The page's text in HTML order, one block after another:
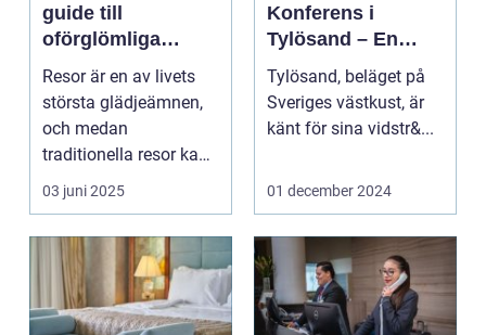
guide till
oförglömliga
upplevelser
Resor är en av livets
största glädjeämnen,
och medan
traditionella resor kan
bju...
03 juni 2025
Konferens i
Tylösand – En
Oslagbar
Upplevelse
Tylösand, beläget på
Sveriges västkust, är
känt för sina vidstr&...
01 december 2024